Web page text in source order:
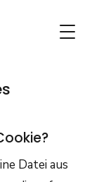
Datei aus